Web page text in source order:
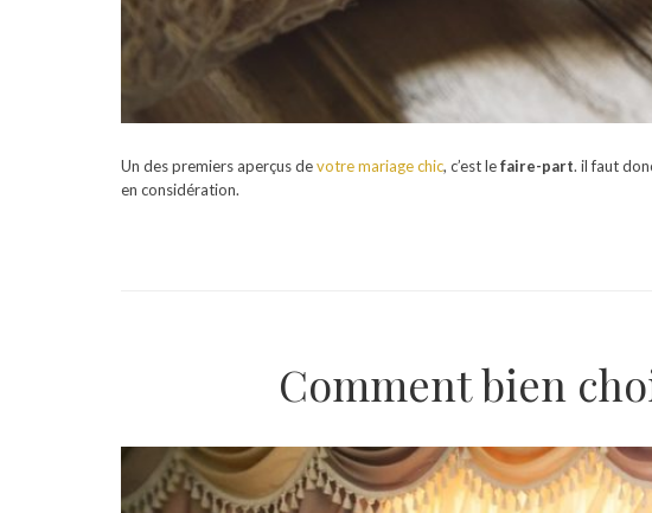
Un des premiers aperçus devotre mariage chic, c’est lefaire-part. il faut
en considération.
Comment bien